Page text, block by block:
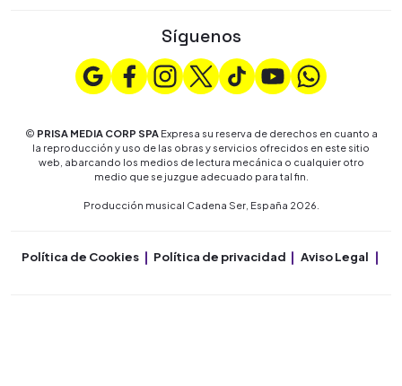
Síguenos
© PRISA MEDIA CORP SPAExpresa su reserva de derechos en cuanto a
la reproducción y uso de las obras y servicios ofrecidos en este sitio
web, abarcando los medios de lectura mecánica o cualquier otro
medio que se juzgue adecuado para tal fin.
Producción musical Cadena Ser, España 2026.
Política de Cookies Política de privacidad Aviso Legal